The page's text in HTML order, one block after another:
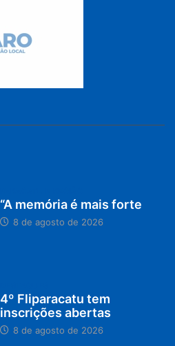
“A memória é mais forte
8 de agosto de 2026
4º Fliparacatu tem
inscrições abertas
8 de agosto de 2026